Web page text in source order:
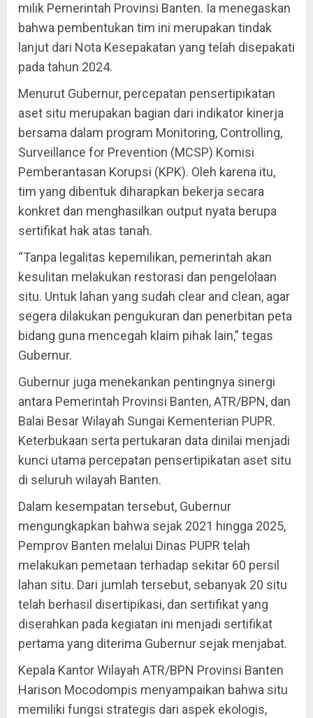
milik Pemerintah Provinsi Banten. Ia menegaskan
bahwa pembentukan tim ini merupakan tindak
lanjut dari Nota Kesepakatan yang telah disepakati
pada tahun 2024.
Menurut Gubernur, percepatan pensertipikatan
aset situ merupakan bagian dari indikator kinerja
bersama dalam program Monitoring, Controlling,
Surveillance for Prevention (MCSP) Komisi
Pemberantasan Korupsi (KPK). Oleh karena itu,
tim yang dibentuk diharapkan bekerja secara
konkret dan menghasilkan output nyata berupa
sertifikat hak atas tanah.
“Tanpa legalitas kepemilikan, pemerintah akan
kesulitan melakukan restorasi dan pengelolaan
situ. Untuk lahan yang sudah clear and clean, agar
segera dilakukan pengukuran dan penerbitan peta
bidang guna mencegah klaim pihak lain,” tegas
Gubernur.
Gubernur juga menekankan pentingnya sinergi
antara Pemerintah Provinsi Banten, ATR/BPN, dan
Balai Besar Wilayah Sungai Kementerian PUPR.
Keterbukaan serta pertukaran data dinilai menjadi
kunci utama percepatan pensertipikatan aset situ
di seluruh wilayah Banten.
Dalam kesempatan tersebut, Gubernur
mengungkapkan bahwa sejak 2021 hingga 2025,
Pemprov Banten melalui Dinas PUPR telah
melakukan pemetaan terhadap sekitar 60 persil
lahan situ. Dari jumlah tersebut, sebanyak 20 situ
telah berhasil disertipikasi, dan sertifikat yang
diserahkan pada kegiatan ini menjadi sertifikat
pertama yang diterima Gubernur sejak menjabat.
Kepala Kantor Wilayah ATR/BPN Provinsi Banten
Harison Mocodompis menyampaikan bahwa situ
memiliki fungsi strategis dari aspek ekologis,